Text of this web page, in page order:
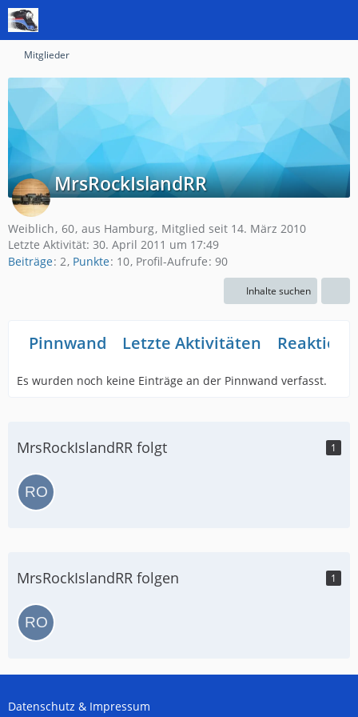
Mitglieder
MrsRockIslandRR
Weiblich 60 aus Hamburg Mitglied seit 14. März 2010
Letzte Aktivität: 30. April 2011 um 17:49
Beiträge 2 Punkte 10 Profil-Aufrufe 90
Inhalte suchen
Pinnwand Letzte Aktivitäten
Es wurden noch keine Einträge an der Pinnwand verfasst.
MrsRockIslandRR folgt 1
MrsRockIslandRR folgen 1
Datenschutz & Impressum